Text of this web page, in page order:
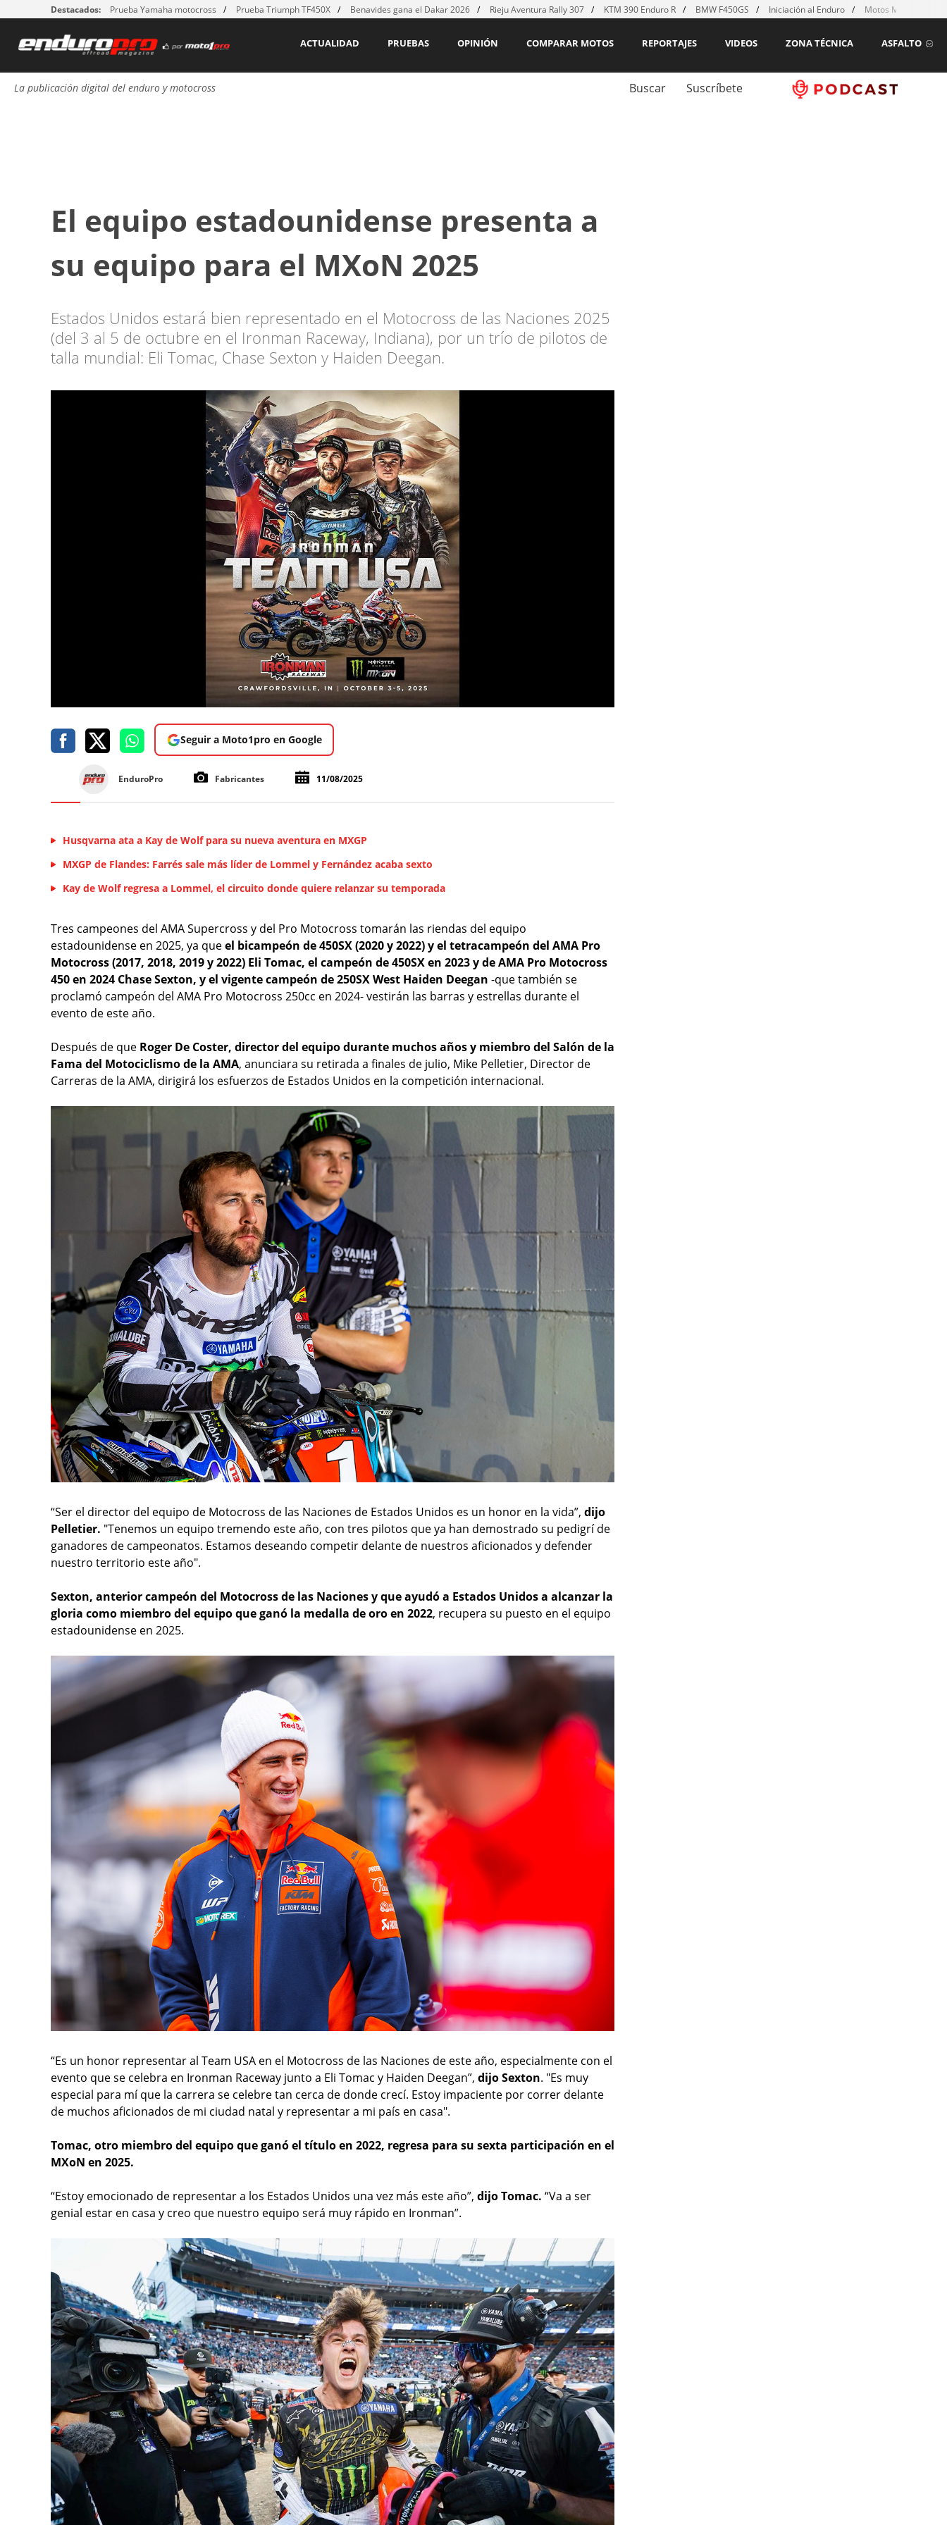
Destacados: Prueba Yamaha motocross Prueba Triumph TF450X Benavides gana el Dakar 2026 Rieju Aventura Rally 307 KTM 390 Enduro R BMW F450GS Iniciación al Enduro Motos MX para
ASFALTO
ZONA TÉCNICA
VIDEOS
REPORTAJES
COMPARAR MOTOS
OPINIÓN
PRUEBAS
ACTUALIDAD
La publicación digital del enduro y motocross Buscar Suscríbete
El equipo estadounidense presenta a
su equipo para el MXoN 2025
Estados Unidos estará bien representado en el Motocross de las Naciones 2025
(del 3 al 5 de octubre en el Ironman Raceway, Indiana), por un trío de pilotos de
talla mundial: Eli Tomac, Chase Sexton y Haiden Deegan.
Seguir a Moto1pro en Google
EnduroPro Fabricantes 11/08/2025
Husqvarna ata a Kay de Wolf para su nueva aventura en MXGP
MXGP de Flandes: Farrés sale más líder de Lommel y Fernández acaba sexto
Kay de Wolf regresa a Lommel, el circuito donde quiere relanzar su temporada
Tres campeones del AMA Supercross y del Pro Motocross tomarán las riendas del equipo
estadounidense en 2025, ya queel bicampeón de 450SX (2020 y 2022) y el tetracampeón del AMA Pro
Motocross (2017, 2018, 2019 y 2022) Eli Tomac, el campeón de 450SX en 2023 y de AMA Pro Motocross
450 en 2024 Chase Sexton, y el vigente campeón de 250SX West Haiden Deegan -que también se
proclamó campeón del AMA Pro Motocross 250cc en 2024- vestirán las barras y estrellas durante el
evento de este año.
Después de que Roger De Coster, director del equipo durante muchos años y miembro del Salón de la
Fama del Motociclismo de la AMA, anunciara su retirada a finales de julio, Mike Pelletier, Director de
Carreras de la AMA, dirigirá los esfuerzos de Estados Unidos en la competición internacional.
“Ser el director del equipo de Motocross de las Naciones de Estados Unidos es un honor en la vida”, dijo
Pelletier. "Tenemos un equipo tremendo este año, con tres pilotos que ya han demostrado su pedigrí de
ganadores de campeonatos. Estamos deseando competir delante de nuestros aficionados y defender
nuestro territorio este año".
Sexton, anterior campeón del Motocross de las Naciones y que ayudó a Estados Unidos a alcanzar la
gloria como miembro del equipo que ganó la medalla de oro en 2022, recupera su puesto en el equipo
estadounidense en 2025.
“Es un honor representar al Team USA en el Motocross de las Naciones de este año, especialmente con el
evento que se celebra en Ironman Raceway junto a Eli Tomac y Haiden Deegan”, dijo Sexton. "Es muy
especial para mí que la carrera se celebre tan cerca de donde crecí. Estoy impaciente por correr delante
de muchos aficionados de mi ciudad natal y representar a mi país en casa".
Tomac, otro miembro del equipo que ganó el título en 2022, regresa para su sexta participación en el
MXoN en 2025.
“Estoy emocionado de representar a los Estados Unidos una vez más este año”, dijo Tomac. “Va a ser
genial estar en casa y creo que nuestro equipo será muy rápido en Ironman”.